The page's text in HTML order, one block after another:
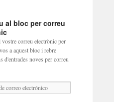
al bloc per correu
correu electrònic per
a aquest bloc i rebre
d'entrades noves per correu